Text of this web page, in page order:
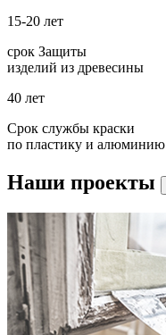
15-20 лет
срок Защиты
изделий из древесины
40 лет
Срок службы краски
по пластику и алюминию
Наши проекты